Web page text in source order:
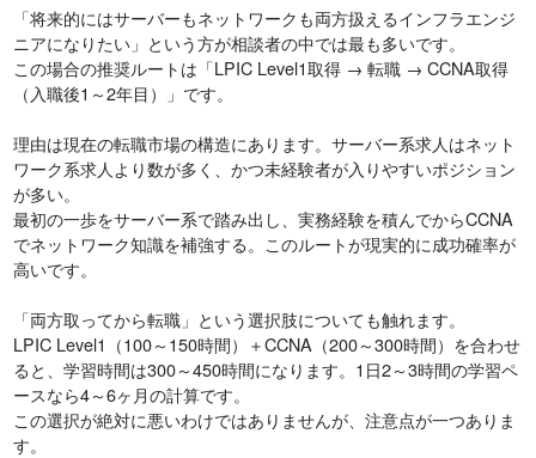
「将来的にはサーバーもネットワークも両方扱えるインフラエンジ
ニアになりたい」という方が相談者の中では最も多いです。
この場合の推奨ルートは「LPIC Level1取得 → 転職 → CCNA取得
（入職後1～2年目）」です。
理由は現在の転職市場の構造にあります。サーバー系求人はネット
ワーク系求人より数が多く、かつ未経験者が入りやすいポジション
が多い。
最初の一歩をサーバー系で踏み出し、実務経験を積んでからCCNA
でネットワーク知識を補強する。このルートが現実的に成功確率が
高いです。
「両方取ってから転職」という選択肢についても触れます。
LPIC Level1（100～150時間）＋CCNA（200～300時間）を合わせ
ると、学習時間は300～450時間になります。1日2～3時間の学習ペ
ースなら4～6ヶ月の計算です。
この選択が絶対に悪いわけではありませんが、注意点が一つありま
す。